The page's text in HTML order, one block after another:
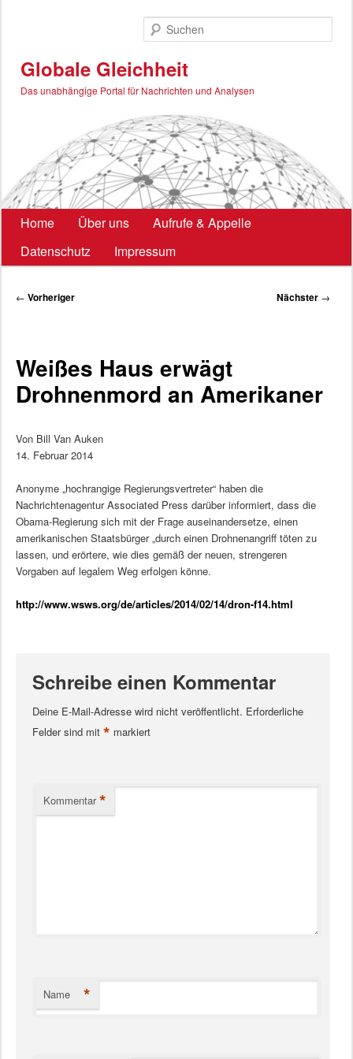
Globale Gleichheit
Das unabhängige Portal für Nachrichten und Analysen
Hauptmenü
Home Über uns
Aufrufe & Appelle
Datenschutz
Impressum
Beitragsnavigation
← Vorheriger Nächster →
Weißes Haus erwägt
Drohnenmord an Amerikaner
Von Bill Van Auken
14. Februar 2014
Anonyme „hochrangige Regierungsvertreter“ haben die
Nachrichtenagentur Associated Press darüber informiert, dass die
Obama-Regierung sich mit der Frage auseinandersetze, einen
amerikanischen Staatsbürger „durch einen Drohnenangriff töten zu
lassen, und erörtere, wie dies gemäß der neuen, strengeren
Vorgaben auf legalem Weg erfolgen könne.
http://www.wsws.org/de/articles/2014/02/14/dron-f14.html
Schreibe einen Kommentar
Deine E-Mail-Adresse wird nicht veröffentlicht. Erforderliche
Felder sind mit * markiert
Kommentar *
Name *